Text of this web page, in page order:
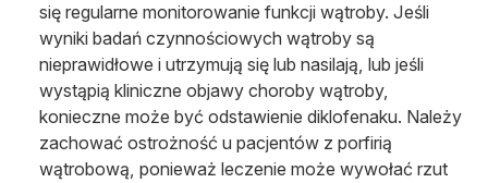
się regularne monitorowanie funkcji wątroby. Jeśli
wyniki badań czynnościowych wątroby są
nieprawidłowe i utrzymują się lub nasilają, lub jeśli
wystąpią kliniczne objawy choroby wątroby,
konieczne może być odstawienie diklofenaku. Należy
zachować ostrożność u pacjentów z porfirią
wątrobową, ponieważ leczenie może wywołać rzut